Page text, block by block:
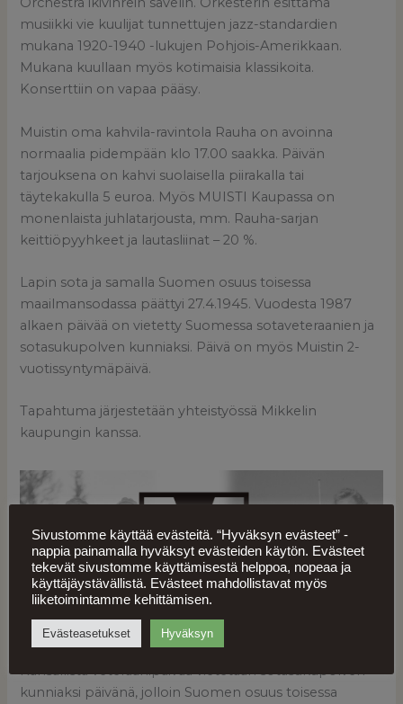
musiikki vie kuulijat tunnettujen jazz-standardien
mukana 1920-1940 -lukujen Pohjois-Amerikkaan.
Mukana kuullaan myös kotimaisia klassikoita.
Konserttiin on vapaa pääsy.
Muistin oma kahvila-ravintola Rauha on avoinna
normaalia pidempään klo 17.00 saakka. Päivän
tarjouksena on kahvi suolaisella piirakalla tai
täytekakulla 5 euroa. Myös MUISTI Kaupassa on
monenlaista juhlatarjousta, mm. Rauha-sarjan
keittiöpyyhkeet ja lautasliinat – 20 %.
Lapin sota ja samalla Suomen osuus toisessa
maailmansodassa päättyi 27.4.1945. Vuodesta 1987
alkaen päivää on vietetty Suomessa sotaveteraanien ja
sotasukupolven kunniaksi. Päivä on myös Muistin 2-
vuotissyntymäpäivä.
Tapahtuma järjestetään yhteistyössä Mikkelin
kaupungin kanssa.
kunniaksi päivänä, jolloin Suomen osuus toisessa
Sivustomme käyttää evästeitä. “Hyväksyn evästeet” -
nappia painamalla hyväksyt evästeiden käytön. Evästeet
tekevät sivustomme käyttämisestä helppoa, nopeaa ja
käyttäjäystävällistä. Evästeet mahdollistavat myös
liiketoimintamme kehittämisen.
Evästeasetukset Hyväksyn